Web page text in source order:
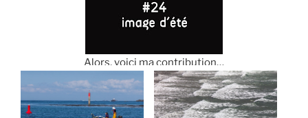
Alors, voici ma contribution…